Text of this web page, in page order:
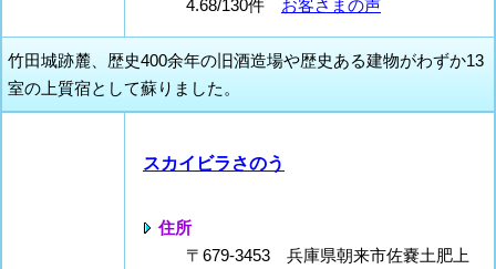
4.68/130件 お客さまの声
竹田城跡麓、歴史400余年の旧酒造場や歴史ある建物がわずか13
室の上質宿として蘇りました。
スカイビラさのう
住所
〒679-3453 兵庫県朝来市佐嚢土肥上